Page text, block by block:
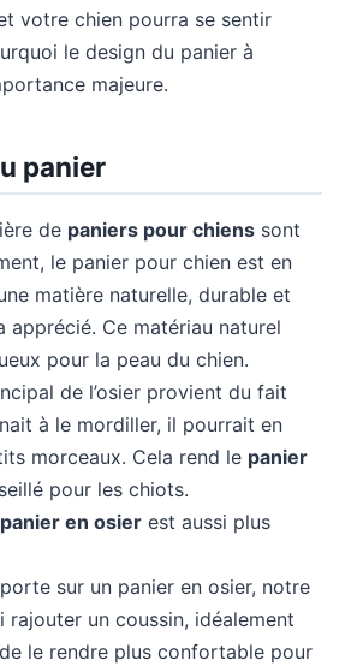
votre chien pourra se sentir
le design du panier à
majeure.
panier
de paniers pour chiens sont
le panier pour chien est en
matière naturelle, durable et
apprécié. Ce matériau naturel
pour la peau du chien.
de l’osier provient du fait
à le mordiller, il pourrait en
morceaux. Cela rend le panier
pour les chiots.
panier en osier est aussi plus
sur un panier en osier, notre
rajouter un coussin, idéalement
le rendre plus confortable pour